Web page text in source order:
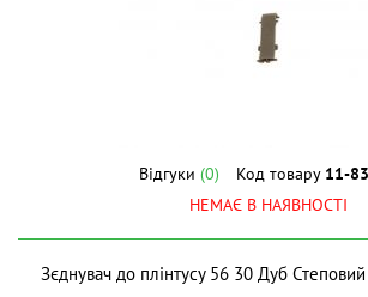
Відгуки (0) Код товару 11-
НЕМАЄ В НАЯВНОСТІ
Зєднувач до плінтусу 56 30 Дуб